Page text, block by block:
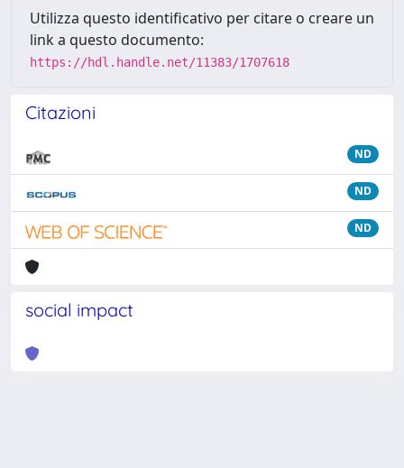
Utilizza questo identificativo per citare o creare un
link a questo documento:
https://hdl.handle.net/11383/1707618
Citazioni
ND
ND
ND
social impact